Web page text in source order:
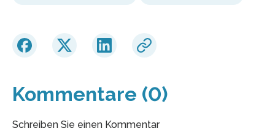
Kommentare (0)
Schreiben Sie einen Kommentar